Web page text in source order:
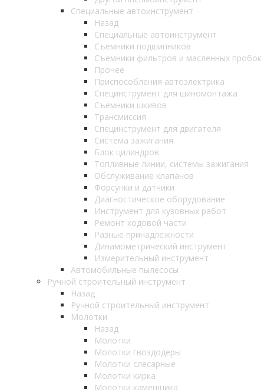
Специальные автоинструмент
Назад
Специальные автоинструмент
Съемники подшипников
Съемники фильтров и масленных пробок
Прочее
Приспособления автоэлектрика
Специнструмент для шиномонтажа
Съемники шкивов
Трансмиссия
Специнструмент для двигателя
Система зажигания
Блок цилиндров
Топливные линии, системы зажигания
Обслуживание клапанов
Форсунки и датчики
Диагностическое оборудование
Инструмент для кузовных работ
Ремонт ходовой части
Разные принадлежности
Динамометрический инструмент
Измерительный инструмент
Автомобильные пылесосы
Ручной строительный инструмент
Назад
Ручной строительный инструмент
Молотки
Назад
Молотки
Молотки гвоздодеры
Молотки слесарные
Молотки кирка
Молотки каменщика